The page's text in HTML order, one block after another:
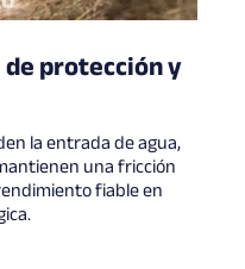
protección y
la entrada de agua,
una fricción
fiable en